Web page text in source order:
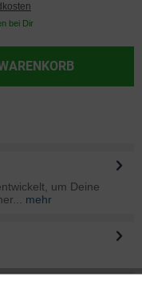
bei Dir
um Deine
mehr